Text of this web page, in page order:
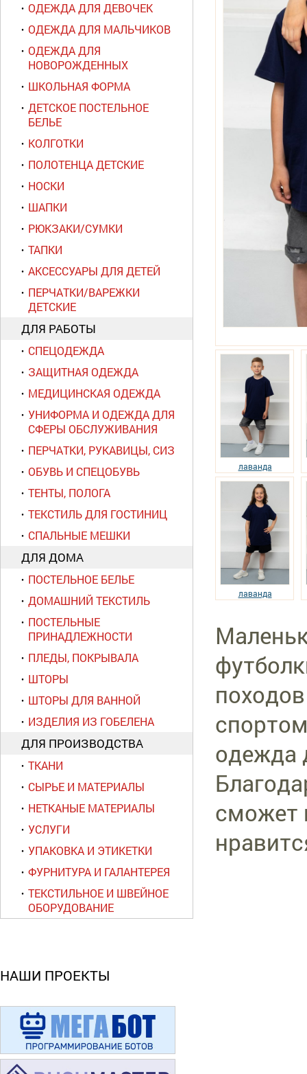
ОДЕЖДА ДЛЯ ДЕВОЧЕК
ОДЕЖДА ДЛЯ МАЛЬЧИКОВ
ОДЕЖДА ДЛЯ
НОВОРОЖДЕННЫХ
ШКОЛЬНАЯ ФОРМА
ДЕТСКОЕ ПОСТЕЛЬНОЕ
БЕЛЬЕ
КОЛГОТКИ
ПОЛОТЕНЦА ДЕТСКИЕ
НОСКИ
ШАПКИ
РЮКЗАКИ/СУМКИ
ТАПКИ
АКСЕССУАРЫ ДЛЯ ДЕТЕЙ
ПЕРЧАТКИ/ВАРЕЖКИ
ДЕТСКИЕ
ДЛЯ РАБОТЫ
СПЕЦОДЕЖДА
ЗАЩИТНАЯ ОДЕЖДА
МЕДИЦИНСКАЯ ОДЕЖДА
УНИФОРМА И ОДЕЖДА ДЛЯ
СФЕРЫ ОБСЛУЖИВАНИЯ
ПЕРЧАТКИ, РУКАВИЦЫ, СИЗ
ОБУВЬ И СПЕЦОБУВЬ
ТЕНТЫ, ПОЛОГА
ТЕКСТИЛЬ ДЛЯ ГОСТИНИЦ
СПАЛЬНЫЕ МЕШКИ
ДЛЯ ДОМА
ПОСТЕЛЬНОЕ БЕЛЬЕ
ДОМАШНИЙ ТЕКСТИЛЬ
ПОСТЕЛЬНЫЕ
ПРИНАДЛЕЖНОСТИ
ПЛЕДЫ, ПОКРЫВАЛА
ШТОРЫ
ШТОРЫ ДЛЯ ВАННОЙ
ИЗДЕЛИЯ ИЗ ГОБЕЛЕНА
ДЛЯ ПРОИЗВОДСТВА
ТКАНИ
СЫРЬЕ И МАТЕРИАЛЫ
НЕТКАНЫЕ МАТЕРИАЛЫ
УСЛУГИ
УПАКОВКА И ЭТИКЕТКИ
ФУРНИТУРА И ГАЛАНТЕРЕЯ
ТЕКСТИЛЬНОЕ И ШВЕЙНОЕ
ОБОРУДОВАНИЕ
НАШИ ПРОЕКТЫ
лаванда
лаванда
одежда
сможет